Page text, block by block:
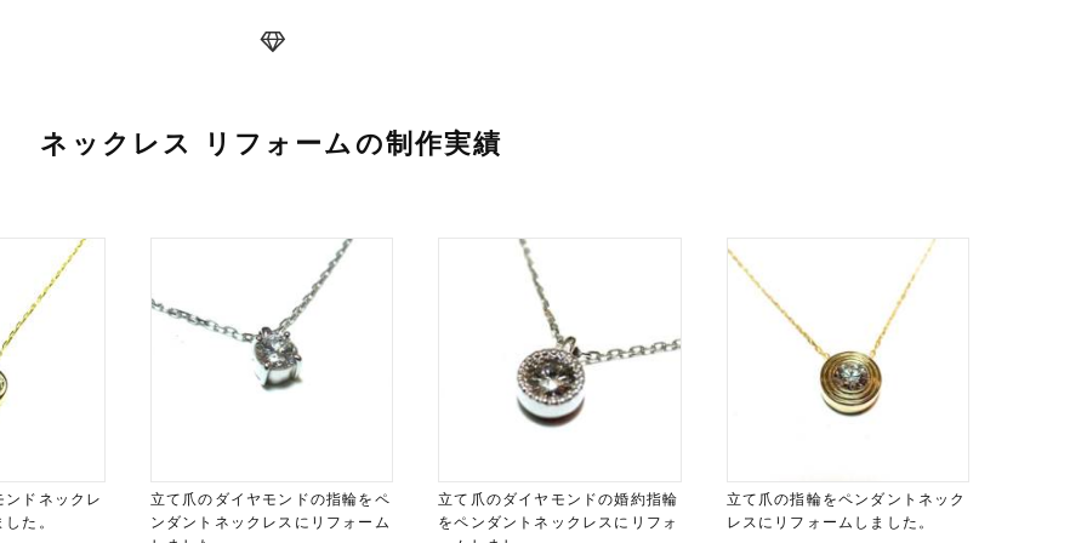
ネックレス リフォームの制作実績
ンドネックレ
た。
立て爪のダイヤモンドの指輪をペ
ンダントネックレスにリフォーム
立て爪のダイヤモンドの婚約指輪
をペンダントネックレスにリフォ
立て爪の指輪をペンダントネック
レスにリフォームしました。